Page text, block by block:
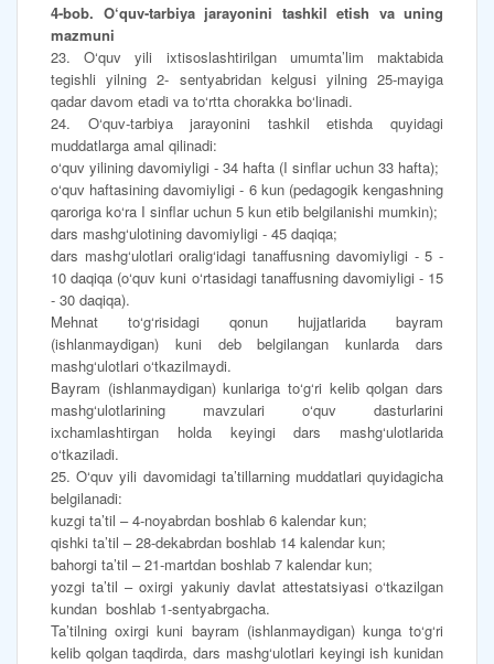
4-bob. O‘quv-tarbiya jarayonini tashkil etish va uning
mazmuni
23. O‘quv yili ixtisoslashtirilgan umumta’lim maktabida
tegishli yilning 2- sentyabridan kelgusi yilning 25-mayiga
qadar davom etadi va to‘rtta chorakka bo‘linadi.
24. O‘quv-tarbiya jarayonini tashkil etishda quyidagi
muddatlarga amal qilinadi:
o‘quv yilining davomiyligi - 34 hafta (I sinflar uchun 33 hafta);
o‘quv haftasining davomiyligi - 6 kun (pedagogik kengashning
qaroriga ko‘ra I sinflar uchun 5 kun etib belgilanishi mumkin);
dars mashg‘ulotining davomiyligi - 45 daqiqa;
dars mashg‘ulotlari oralig‘idagi tanaffusning davomiyligi - 5 -
10 daqiqa (o‘quv kuni o‘rtasidagi tanaffusning davomiyligi - 15
- 30 daqiqa).
Mehnat to‘g‘risidagi qonun hujjatlarida bayram
(ishlanmaydigan) kuni deb belgilangan kunlarda dars
mashg‘ulotlari o‘tkazilmaydi.
Bayram (ishlanmaydigan) kunlariga to‘g‘ri kelib qolgan dars
mashg‘ulotlarining mavzulari o‘quv dasturlarini
ixchamlashtirgan holda keyingi dars mashg‘ulotlarida
o‘tkaziladi.
25. O‘quv yili davomidagi ta’tillarning muddatlari quyidagicha
belgilanadi:
kuzgi ta’til – 4-noyabrdan boshlab 6 kalendar kun;
qishki ta’til – 28-dekabrdan boshlab 14 kalendar kun;
bahorgi ta’til – 21-martdan boshlab 7 kalendar kun;
yozgi ta’til – oxirgi yakuniy davlat attestatsiyasi o‘tkazilgan
kundan boshlab 1-sentyabrgacha.
Ta’tilning oxirgi kuni bayram (ishlanmaydigan) kunga to‘g‘ri
kelib qolgan taqdirda, dars mashg‘ulotlari keyingi ish kunidan